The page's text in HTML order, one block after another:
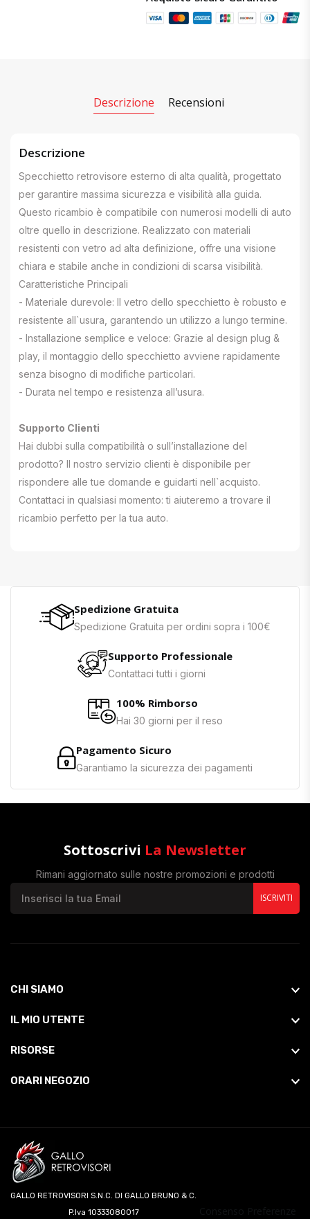
Descrizione Recensioni
Descrizione
Specchietto retrovisore esterno di alta qualità, progettato
per garantire massima sicurezza e visibilità alla guida.
Questo ricambio è compatibile con numerosi modelli di auto
oltre quello in descrizione. Realizzato con materiali
resistenti con vetro ad alta definizione, offre una visione
chiara e stabile anche in condizioni di scarsa visibilità.
Caratteristiche Principali
- Materiale durevole: Il vetro dello specchietto è robusto e
resistente all`usura, garantendo un utilizzo a lungo termine.
- Installazione semplice e veloce: Grazie al design plug &
play, il montaggio dello specchietto avviene rapidamente
senza bisogno di modifiche particolari.
- Durata nel tempo e resistenza all’usura.
Supporto Clienti
Hai dubbi sulla compatibilità o sull’installazione del
prodotto? Il nostro servizio clienti è disponibile per
rispondere alle tue domande e guidarti nell`acquisto.
Contattaci in qualsiasi momento: ti aiuteremo a trovare il
ricambio perfetto per la tua auto.
Spedizione Gratuita
Spedizione Gratuita per ordini sopra i 100€
Supporto Professionale
Contattaci tutti i giorni
100% Rimborso
Hai 30 giorni per il reso
Pagamento Sicuro
Garantiamo la sicurezza dei pagamenti
Sottoscrivi La Newsletter
Rimani aggiornato sulle nostre promozioni e prodotti
ISCRIVITI
CHI SIAMO
IL MIO UTENTE
RISORSE
ORARI NEGOZIO
GALLO RETROVISORI S.N.C. DI GALLO BRUNO & C.
P.Iva 10333080017